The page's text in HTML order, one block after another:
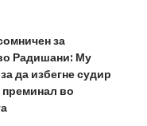
за
Радишани: Му
да избегне судир
во